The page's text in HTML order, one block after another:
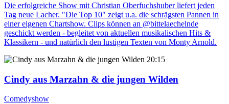
Die erfolgreiche Show mit Christian Oberfuchshuber liefert jeden
Tag neue Lacher. "Die Top 10" zeigt u.a. die schrägsten Pannen in
einer eigenen Chartshow. Clips können an @bittelaechelnde
geschickt werden - begleitet von aktuellen musikalischen Hits &
Klassikern - und natürlich den lustigen Texten von Monty Arnold.
20:15
Cindy aus Marzahn & die jungen Wilden
Comedyshow